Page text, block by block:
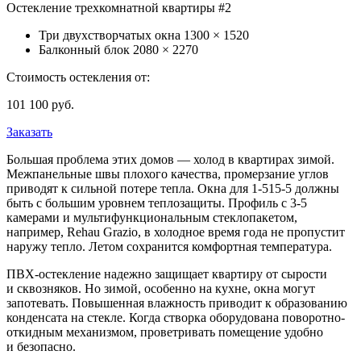
Остекление трехкомнатной квартиры #2
Три двухстворчатых окна 1300 × 1520
Балконный блок 2080 × 2270
Стоимость остекления от:
101 100 руб.
Заказать
Большая проблема этих домов — холод в квартирах зимой.
Межпанельные швы плохого качества, промерзание углов
приводят к сильной потере тепла. Окна для 1-515-5 должны
быть с большим уровнем теплозащиты. Профиль с 3-5
камерами и мультифункциональным стеклопакетом,
например, Rehau Grazio, в холодное время года не пропустит
наружу тепло. Летом сохранится комфортная температура.
ПВХ-остекление надежно защищает квартиру от сырости
и сквозняков. Но зимой, особенно на кухне, окна могут
запотевать. Повышенная влажность приводит к образованию
конденсата на стекле. Когда створка оборудована поворотно-
откидным механизмом, проветривать помещение удобно
и безопасно.